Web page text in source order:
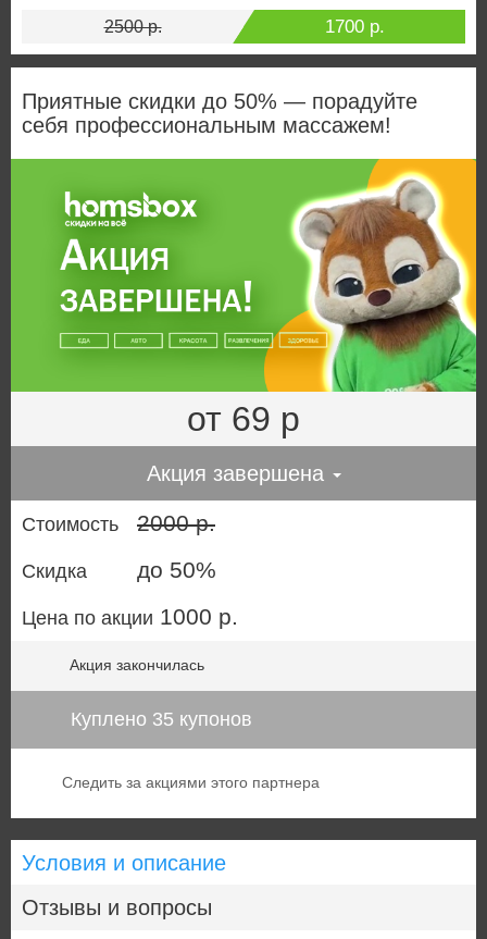
2500 р. 1700 р.
Приятные скидки до 50% — порадуйте
себя профессиональным массажем!
от 69 р
Акция завершена
Стоимость 2000 р.
Скидка до 50%
Цена по акции 1000 р.
Акция закончилась
Куплено 35 купонов
Следить за акциями этого партнера
Условия и описание
Отзывы и вопросы